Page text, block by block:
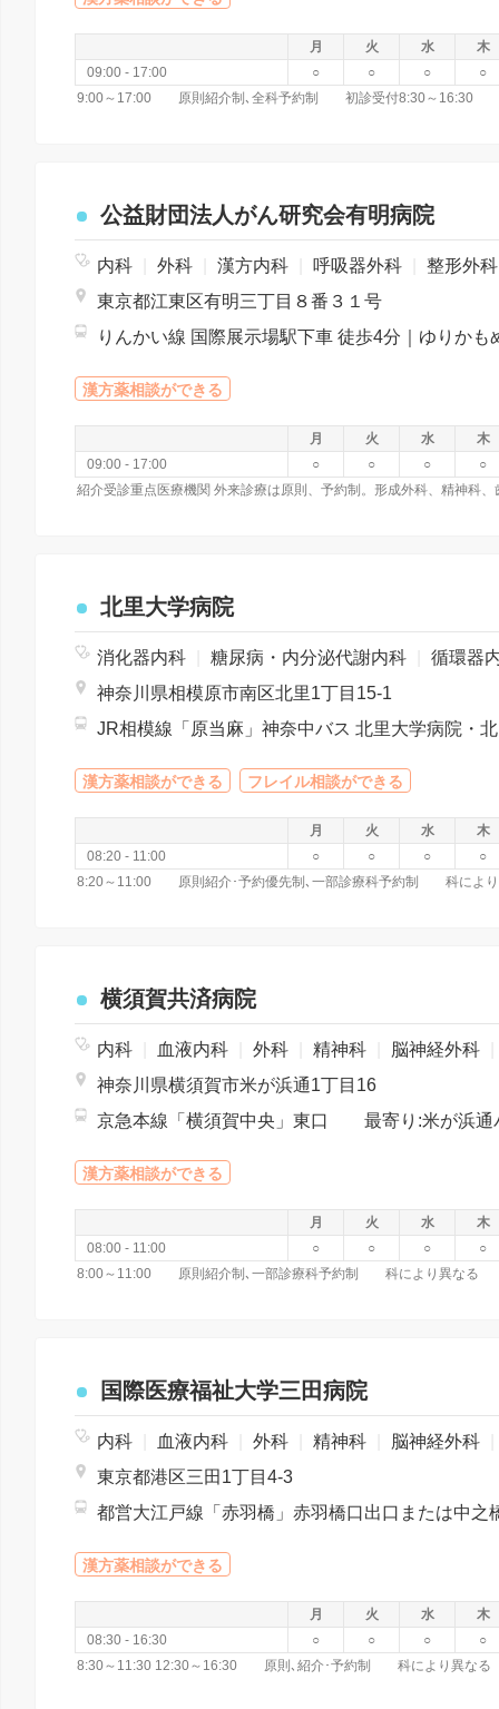
月 火 水
木
09:00 - 17:00
○ ○ ○
○
9:00～17:00 原則紹介制､全科予約制 初診受付8:30～16:30
公益財団法人がん研究会有明病院
内科 外科 漢方内科 呼吸器外科
整形外
東京都江東区有明三丁目８番３１号
漢方薬相談ができる
月 火 水
木
09:00 - 17:00
○ ○ ○ ○
北里大学病院
消化器内科 糖尿病・内分泌代謝内科
循環器内
神奈川県相模原市南区北里1丁目15-1
漢方薬相談ができる フレイル相談ができる
月 火 水
木
08:20 - 11:00
○ ○ ○
○
8:20～11:00 原則紹介･予約優先制､一部診療科予約制 科によ
横須賀共済病院
内科 血液内科 外科 精神科 脳神経外科
神奈川県横須賀市米が浜通1丁目16
漢方薬相談ができる
月 火 水
木
08:00 - 11:00
○ ○ ○ ○
国際医療福祉大学三田病院
内科 血液内科 外科 精神科 脳神経外科
東京都港区三田1丁目4-3
漢方薬相談ができる
月 火 水
木
08:30 - 16:30
○ ○ ○
○
8:30～11:30 12:30～16:30 原則､紹介･予約制 科により異